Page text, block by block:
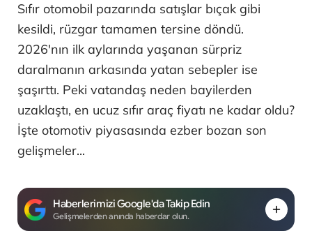
Sıfır otomobil pazarında satışlar bıçak gibi
kesildi, rüzgar tamamen tersine döndü.
2026'nın ilk aylarında yaşanan sürpriz
daralmanın arkasında yatan sebepler ise
şaşırttı. Peki vatandaş neden bayilerden
uzaklaştı, en ucuz sıfır araç fiyatı ne kadar oldu?
İşte otomotiv piyasasında ezber bozan son
gelişmeler...
Haberlerimizi Google'da Takip Edin
Gelişmelerden anında haberdar olun.